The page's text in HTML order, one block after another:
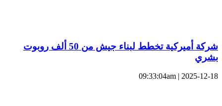
شركة أميركية تخطط لبناء جيش من 50 ألف روبوت
بشري
2025-12-18 | 09:33:04am